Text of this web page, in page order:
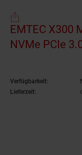
EMTEC X300
NVMe PCIe
Verfügbarkeit:
Lieferzeit: